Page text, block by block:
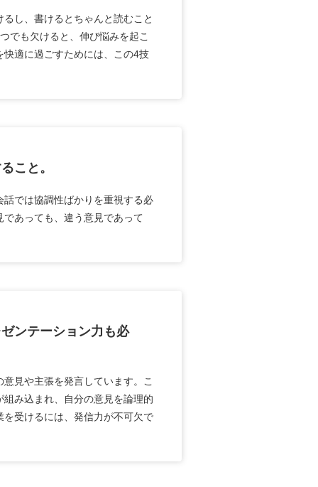
し、書けるとちゃんと読むこと
でも欠けると、伸び悩みを起こ
適に過ごすためには、この4技
こと。
では協調性ばかりを重視する必
あっても、違う意見であって
ンテーション力も必
見や主張を発言しています。こ
み込まれ、自分の意見を論理的
受けるには、発信力が不可欠で